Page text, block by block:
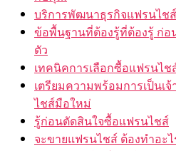
บริการพัฒนาธุรกิจแฟรนไชส์
ข้อพื้นฐานที่ต้องรู้ที่ต้องรู้ ก่อ
ตัว
เทคนิคการเลือกซื้อแฟรนไช
เตรียมความพร้อมการเป็นเ
ไชส์มือใหม่
รู้ก่อนตัดสินใจซื้อแฟรนไชส์
จะขายแฟรนไชส์ ต้องทำอะไ